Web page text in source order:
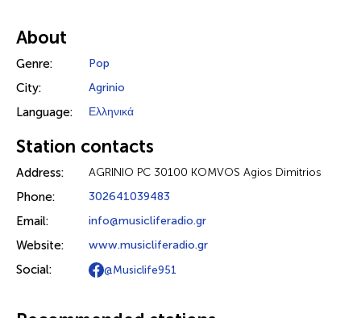
About
Genre: Pop
City: Agrinio
Language: Ελληνικά
Station contacts
Address: AGRINIO PC 30100 KOMVOS Agios Dimitrios
Phone: 302641039483
Email: info@musicliferadio.gr
Website: www.musicliferadio.gr
Social: @Musiclife951